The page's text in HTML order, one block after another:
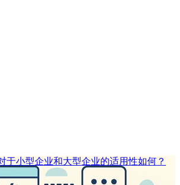
于小型企业和大型企业的适用性如何？